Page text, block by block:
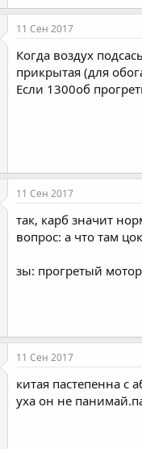
11 Сен 2017
Когда воздух
прикрытая (для
Если 1300об
11 Сен 2017
так, карб значит
вопрос: а что там
зы: прогретый
11 Сен 2017
китая пастепенна с
уха он не